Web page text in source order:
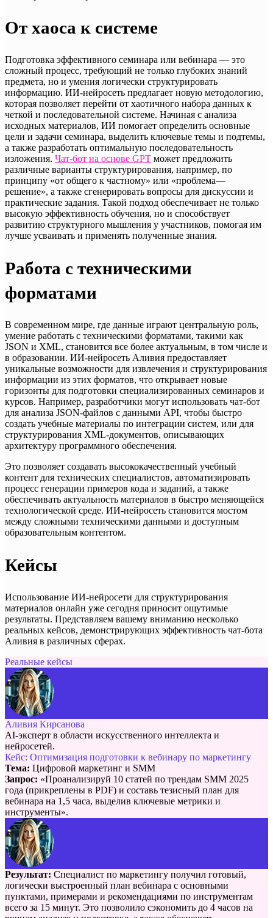
От хаоса к системе
Подготовка эффективного семинара или вебинара — это
сложный процесс, требующий не только глубоких знаний
предмета, но и умения логически структурировать
информацию. ИИ-нейросеть предлагает новую методологию,
которая позволяет перейти от хаотичного набора данных к
четкой и последовательной системе. Начиная с анализа
исходных материалов, ИИ помогает определить основные
цели и задачи семинара, выделить ключевые темы и подтемы,
а также разработать оптимальную последовательность
изложения. Чат-бот на основе GPT может предложить
различные варианты структурирования, например, по
принципу «от общего к частному» или «проблема—
решение», а также сгенерировать вопросы для дискуссии и
практические задания. Такой подход обеспечивает не только
высокую эффективность обучения, но и способствует
развитию структурного мышления у участников, помогая им
лучше усваивать и применять полученные знания.
Работа с техническими
форматами
В современном мире, где данные играют центральную роль,
умение работать с техническими форматами, такими как
JSON и XML, становится все более актуальным, в том числе и
в образовании. ИИ-нейросеть Аливия предоставляет
уникальные возможности для извлечения и структурирования
информации из этих форматов, что открывает новые
горизонты для подготовки специализированных семинаров и
курсов. Например, разработчики могут использовать чат-бот
для анализа JSON-файлов с данными API, чтобы быстро
создать учебные материалы по интеграции систем, или для
структурирования XML-документов, описывающих
архитектуру программного обеспечения.
Это позволяет создавать высококачественный учебный
контент для технических специалистов, автоматизировать
процесс генерации примеров кода и заданий, а также
обеспечивать актуальность материалов в быстро меняющейся
технологической среде. ИИ-нейросеть становится мостом
между сложными техническими данными и доступным
образовательным контентом.
Кейсы
Использование ИИ-нейросети для структурирования
материалов онлайн уже сегодня приносит ощутимые
результаты. Представляем вашему вниманию несколько
реальных кейсов, демонстрирующих эффективность чат-бота
Аливия в различных сферах.
Реальные кейсы
Аливия Кирсанова
AI-эксперт в области искусственного интеллекта и
нейросетей.
Кейс: Оптимизация подготовки к вебинару по маркетингу
Тема: Цифровой маркетинг и SMM
Запрос: «Проанализируй 10 статей по трендам SMM 2025
года (прикреплены в PDF) и составь тезисный план для
вебинара на 1,5 часа, выделив ключевые метрики и
инструменты».
Результат: Специалист по маркетингу получил готовый,
логически выстроенный план вебинара с основными
пунктами, примерами и рекомендациями по инструментам
всего за 15 минут. Это позволило сэкономить до 4 часов на